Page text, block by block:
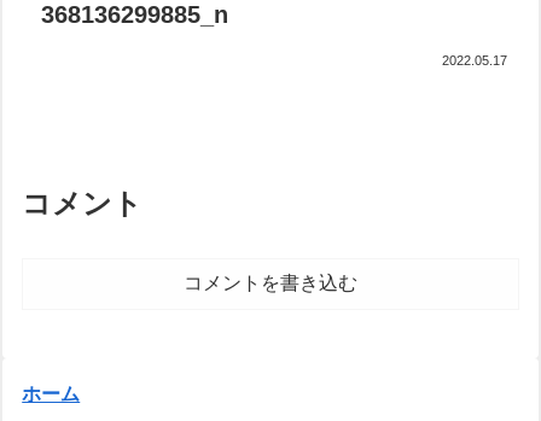
368136299885_n
2022.05.17
コメント
コメントを書き込む
ホーム